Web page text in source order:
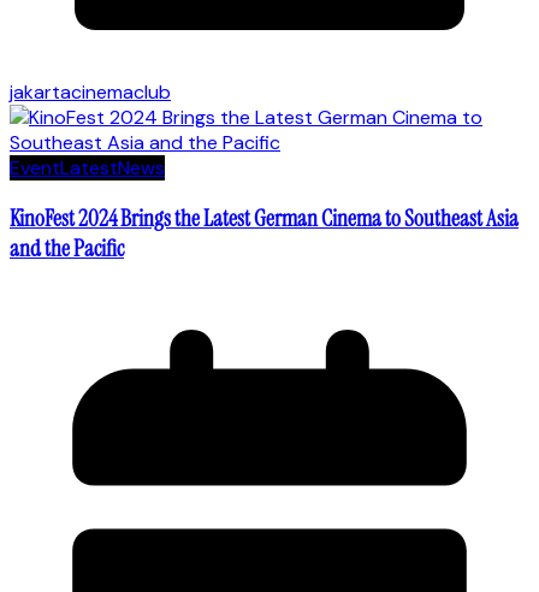
jakartacinemaclub
EventLatestNews
KinoFest 2024 Brings the Latest German Cinema to Southeast Asia
and the Pacific